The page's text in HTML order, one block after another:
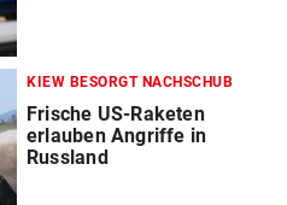
KIEW BESORGT NACHSCHUB
Frische US-Raketen
erlauben Angriffe in
Russland